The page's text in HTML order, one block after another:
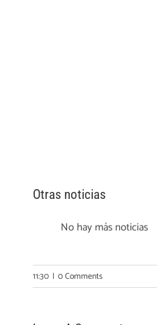
Otras noticias
No hay más noticias
11:30 | 0 Comments